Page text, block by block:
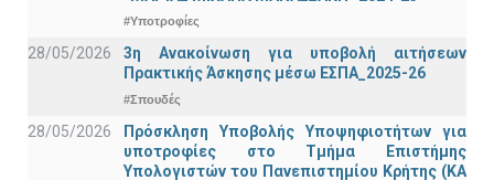
#Υποτροφίες
28/05/2026
3η Ανακοίνωση για υποβολή αιτήσεων
Πρακτικής Άσκησης μέσω ΕΣΠΑ_2025-26
#Σπουδές
28/05/2026
Πρόσκληση Υποβολής Υποψηφιοτήτων για
υποτροφίες στο Τμήμα Επιστήμης
Υπολογιστών του Πανεπιστημίου Κρήτης (ΚΑ